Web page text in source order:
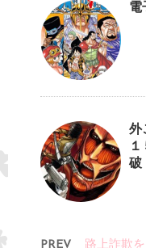
電
外
破
PREV
路上詐欺